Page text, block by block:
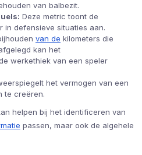
van balbezit.
Deze metric toont de
in defensieve situaties aan.
van de kilometers die
kan het
werkethiek van een speler
het vermogen van een
te creëren.
helpen bij het identificeren van
passen, maar ook de algehele